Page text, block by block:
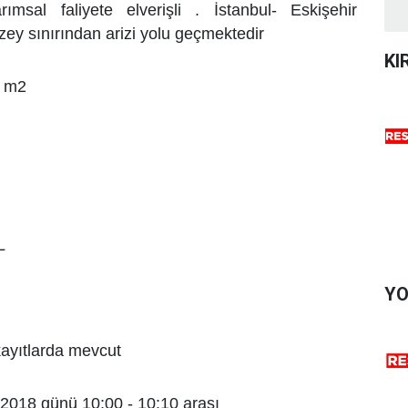
faliyete elverişli . İstanbul- Eskişehir
sınırından arizi yolu geçmektedir
m2
mevcut
günü 10:00 - 10:10 arası